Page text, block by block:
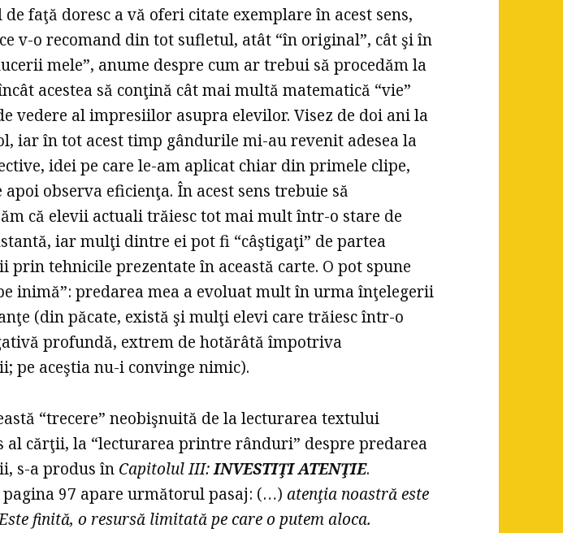
faţă doresc a vă oferi citate exemplare în acest sens,
v-o recomand din tot sufletul, atât “în original”, cât şi în
mele”, anume despre cum ar trebui să procedăm la
acestea să conţină cât mai multă matematică “vie”
vedere al impresiilor asupra elevilor. Visez de doi ani la
iar în tot acest timp gândurile mi-au revenit adesea la
idei pe care le-am aplicat chiar din primele clipe,
observa eficienţa. În acest sens trebuie să
că elevii actuali trăiesc tot mai mult într-o stare de
iar mulţi dintre ei pot fi “câştigaţi” de partea
prin tehnicile prezentate în această carte. O pot spune
inimă”: predarea mea a evoluat mult în urma înţelegerii
(din păcate, există şi mulţi elevi care trăiesc într-o
profundă, extrem de hotărâtă împotriva
pe aceştia nu-i convinge nimic).
“trecere” neobişnuită de la lecturarea textului
al cărţii, la “lecturarea printre rânduri” despre predarea
s-a produs în Capitolul III: INVESTIŢI ATENŢIE.
pagina 97 apare următorul pasaj: (…)atenţia noastră este
finită, o resursă limitată pe care o putem aloca.